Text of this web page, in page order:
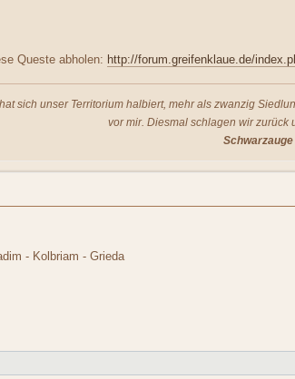
Queste abholen: http://forum.greifenklaue.de/
sich unser Territorium halbiert, mehr als zwanzig
vor mir. Diesmal schlagen wir zurück
- Kolbriam - Grieda